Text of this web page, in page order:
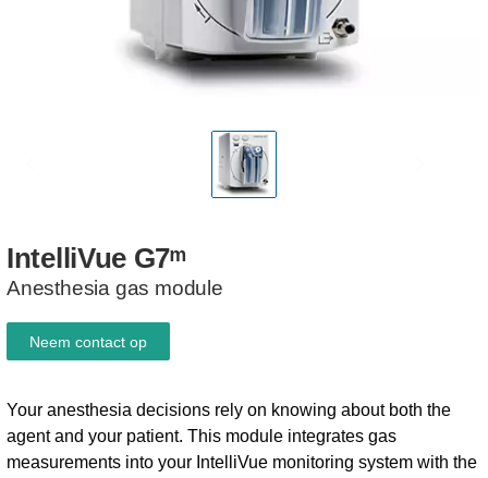
IntelliVue G7ᵐ
Anesthesia gas module
Your anesthesia decisions rely on knowing about both the
agent and your patient. This module integrates gas
measurements into your IntelliVue monitoring system with the
Neem contact op